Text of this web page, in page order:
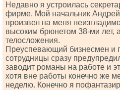
Недавно я устроилась
фирме. Мой начальник Андрей
произвел на меня
высоким брюнетом 38-ми лет,
телосложения.
Преуспевающий бизнесмен и
сотрудницы сразу
заводит романы на работе и
хотя вне работы конечно же
неделю. Конечно я